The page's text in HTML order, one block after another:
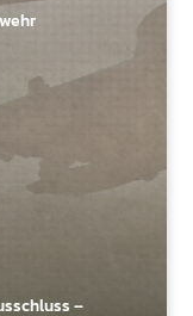
–